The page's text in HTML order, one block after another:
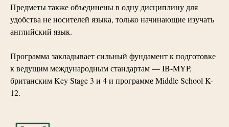
Предметы также объединены в одну дисциплину для
удобства не носителей языка, только начинающие изучать
английский язык.
Программа закладывает сильный фундамент к подготовке
к ведущим международным стандартам — IB-MYP,
британским Key Stage 3 и 4 и программе Middle School K-
12.